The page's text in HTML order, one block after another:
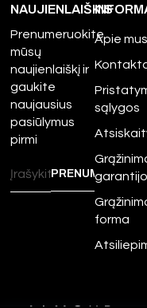
NAUJIENLAIŠKIS
Prenumeruokite
mūsų
naujienlaiškį ir
gaukite
naujausius
pasiūlymus
pirmi
Apie mus
sąlygos
forma